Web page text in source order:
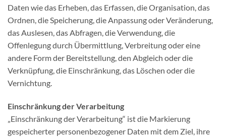
Daten wie das Erheben, das Erfassen, die Organisation, das
Ordnen, die Speicherung, die Anpassung oder Veränderung,
das Auslesen, das Abfragen, die Verwendung, die
Offenlegung durch Übermittlung, Verbreitung oder eine
andere Form der Bereitstellung, den Abgleich oder die
Verknüpfung, die Einschränkung, das Löschen oder die
Vernichtung.
Einschränkung der Verarbeitung
„Einschränkung der Verarbeitung“ ist die Markierung
gespeicherter personenbezogener Daten mit dem Ziel, ihre